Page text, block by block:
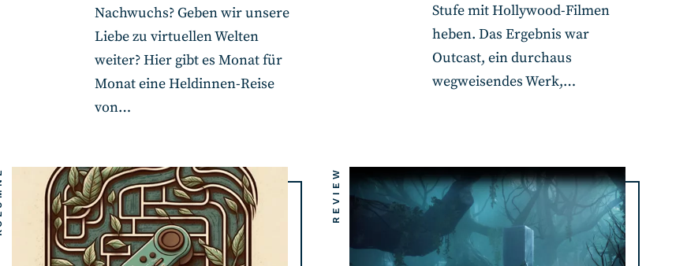
Nachwuchs? Geben wir unsere
Liebe zu virtuellen Welten
weiter? Hier gibt es Monat für
Monat eine Heldinnen-Reise
von…
Stufe mit Hollywood-Filmen
heben. Das Ergebnis war
Outcast, ein durchaus
wegweisendes Werk,…
REVIEW